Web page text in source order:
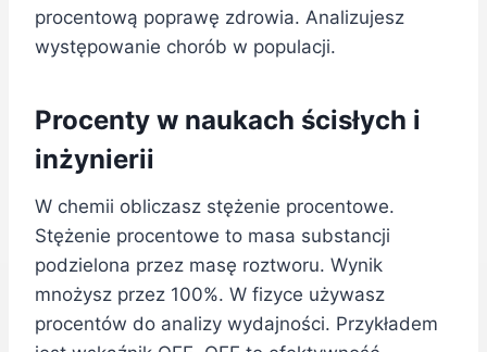
procentową poprawę zdrowia. Analizujesz
występowanie chorób w populacji.
Procenty w naukach ścisłych i
inżynierii
W chemii obliczasz stężenie procentowe.
Stężenie procentowe to masa substancji
podzielona przez masę roztworu. Wynik
mnożysz przez 100%. W fizyce używasz
procentów do analizy wydajności. Przykładem